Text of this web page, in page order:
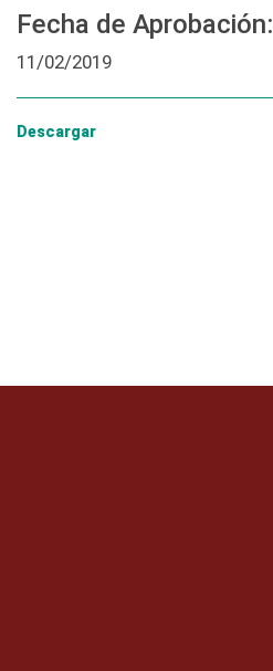
Fecha de Aprobación:
11/02/2019
Descargar